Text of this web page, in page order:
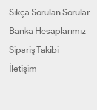
Sıkça Sorulan Sorular
Banka Hesaplarımız
Sipariş Takibi
İletişim